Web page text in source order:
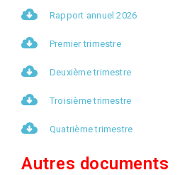
Rapport annuel 2026
Premier trimestre
Deuxième trimestre
Troisième trimestre
Quatrième trimestre
Autres documents